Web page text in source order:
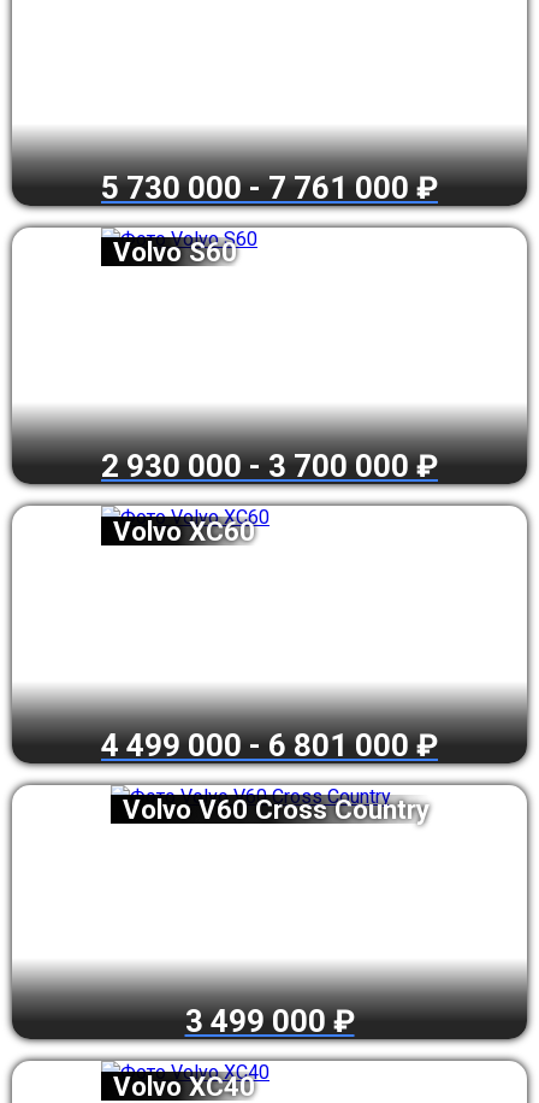
5 730 000 - 7 761 000 ₽
Volvo S60
2 930 000 - 3 700 000 ₽
Volvo XC60
4 499 000 - 6 801 000 ₽
Volvo V60 Cross Country
3 499 000 ₽
Volvo XC40